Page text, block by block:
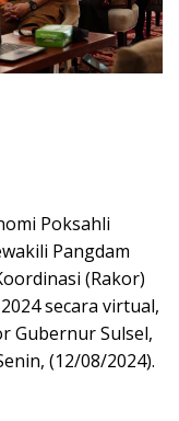
Poksahli
Pangdam
(Rakor)
secara virtual,
Gubernur Sulsel,
(12/08/2024).